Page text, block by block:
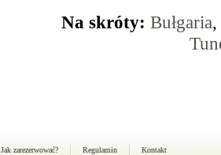
Na skróty: Bułgaria
Jak zarezerwować? Regulamin Kontakt